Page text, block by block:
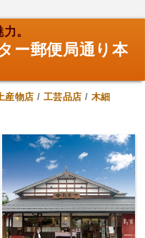
。
ー郵便局通り本
産物店 / 工芸品店 / 木細